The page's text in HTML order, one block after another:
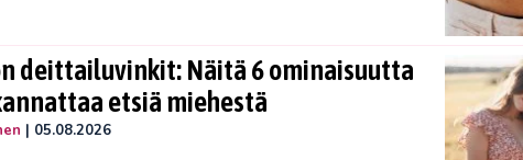
deittailuvinkit: Näitä 6 ominaisuutta
etsiä miehestä
| 05.08.2026